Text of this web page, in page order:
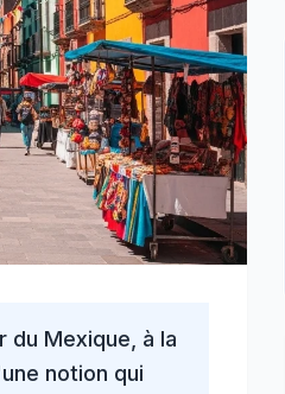
du Mexique , à la
notion qui